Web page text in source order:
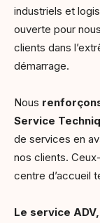
industriels et
ouverte pour
clients dans
démarrage.
Nous
Service
de services en
nos clients.
centre d’accueil
Le service ADV,